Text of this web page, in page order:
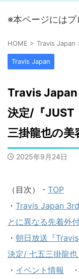
※本ページにはプ
HOME > Travis Japan
Travis Japan
Travis Japan
決定/『JUST
三掛龍也の美
2025年9月24日
（目次）・ TOP
・ Travis Japan
とに異なる先着外
・ 朝日放送『
決定/ 七五三掛龍
・ イベント情報 ・